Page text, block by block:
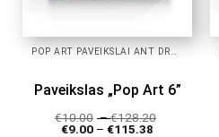
Paveikslas „Pop Art 6”
€10.00 –€128.20
€9.00 – €115.38